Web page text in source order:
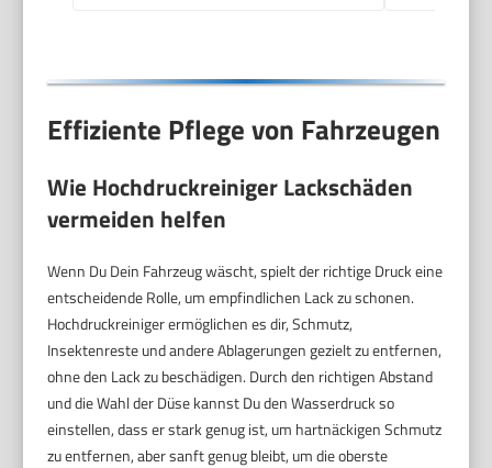
Effiziente Pflege von Fahrzeugen
Wie Hochdruckreiniger Lackschäden
vermeiden helfen
Wenn Du Dein Fahrzeug wäscht, spielt der richtige Druck eine
entscheidende Rolle, um empfindlichen Lack zu schonen.
Hochdruckreiniger ermöglichen es dir, Schmutz,
Insektenreste und andere Ablagerungen gezielt zu entfernen,
ohne den Lack zu beschädigen. Durch den richtigen Abstand
und die Wahl der Düse kannst Du den Wasserdruck so
einstellen, dass er stark genug ist, um hartnäckigen Schmutz
zu entfernen, aber sanft genug bleibt, um die oberste